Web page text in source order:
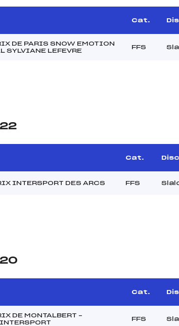
Cat.
DE PARIS SNOW EMOTION
SYLVIANE LEFEVRE
FFS
Cat.
INTERSPORT DES ARCS FFS
Cat.
DE MONTALBERT –
FFS